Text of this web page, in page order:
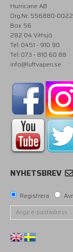
Hurricane AB
Org.Nr. 556880-0022
Box 56
282 04 Vittsjö
Tel: 0451 - 910 90
Tel: 073 - 810 60 88
info@luftvapen.se
NYHETSBREV
Registrera